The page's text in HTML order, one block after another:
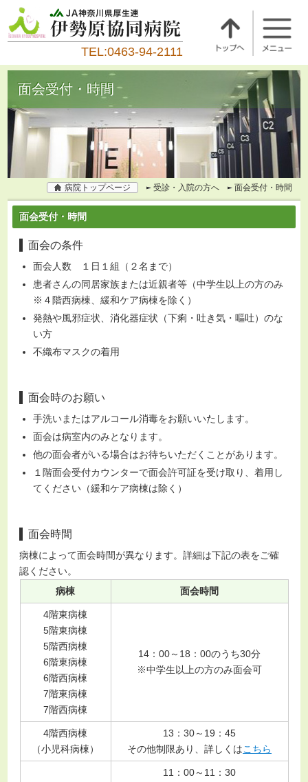
TEL:0463-94-2111
面会受付・時間
病院トップページ 受診・入院の方へ 面会受付・時間
面会受付・時間
面会の条件
面会人数 １日１組（２名まで）
患者さんの同居家族または近親者等（中学生以上の方のみ
※４階西病棟、緩和ケア病棟を除く）
発熱や風邪症状、消化器症状（下痢・吐き気・嘔吐）のな
い方
不織布マスクの着用
面会時のお願い
手洗いまたはアルコール消毒をお願いいたします。
面会は病室内のみとなります。
他の面会者がいる場合はお待ちいただくことがあります。
１階面会受付カウンターで面会許可証を受け取り、着用し
てください（緩和ケア病棟は除く）
面会時間
病棟によって面会時間が異なります。詳細は下記の表をご確
認ください。
病棟
面会時間
4階東病棟
5階東病棟
5階西病棟
6階東病棟
6階西病棟
7階東病棟
7階西病棟
14：00～18：00のうち30分
※中学生以上の方のみ面会可
4階西病棟
（小児科病棟）
13：30～19：45
その他制限あり、詳しくはこちら
11：00～11：30